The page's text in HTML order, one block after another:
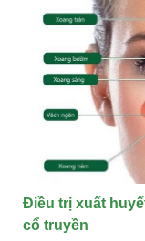
Điều trị xuất
cổ truyền